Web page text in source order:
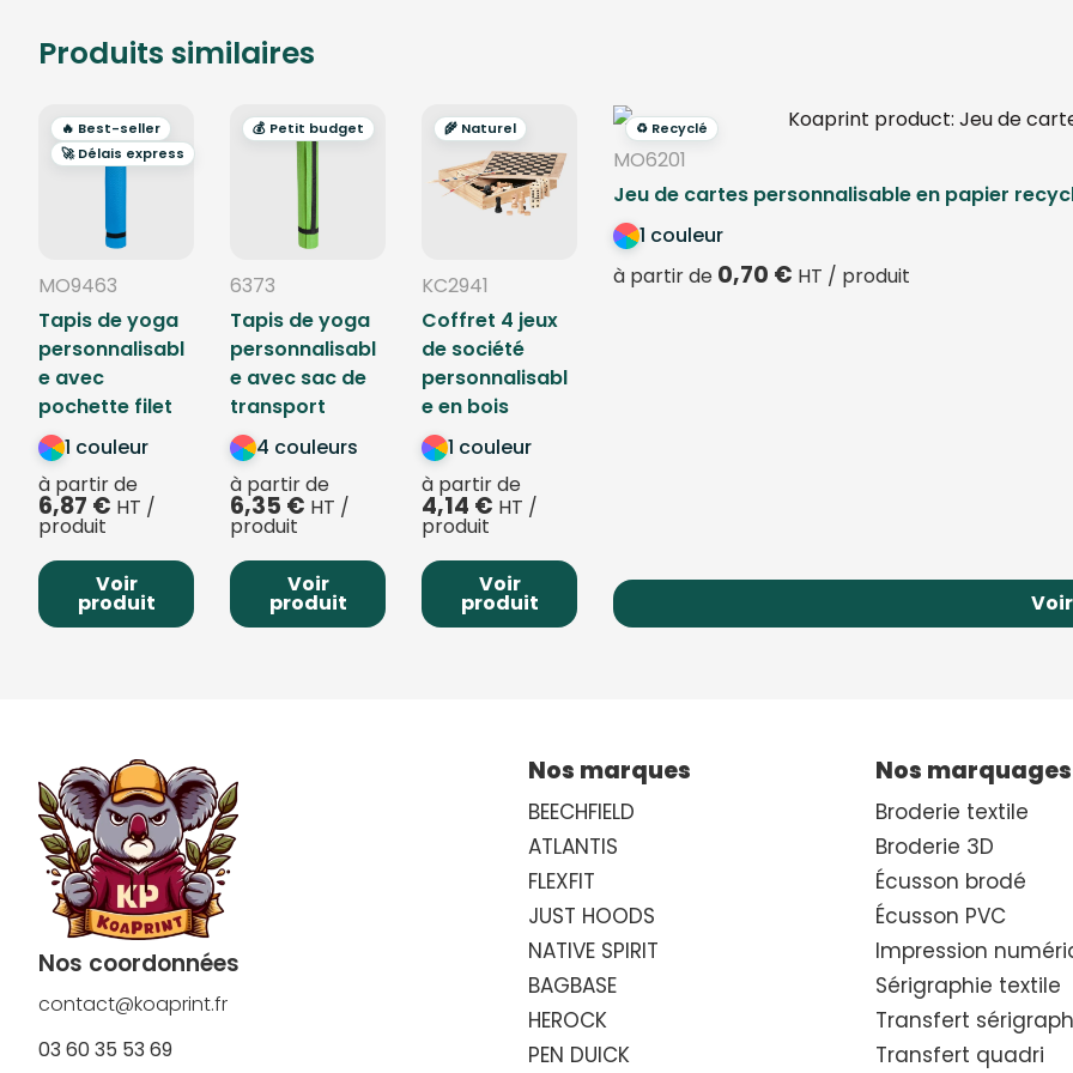
Produits similaires
🔥 Best-seller
🚀 Délais express
MO9463
Tapis de yoga
personnalisabl
e avec
pochette filet
1 couleur
à partir de
6,87 € HT /
produit
Voir
produit
💰 Petit budget
6373
Tapis de yoga
personnalisabl
e avec sac de
transport
4 couleurs
à partir de
6,35 € HT /
produit
Voir
produit
🌾 Naturel
KC2941
Coffret 4 jeux
de société
personnalisabl
e en bois
1 couleur
à partir de
4,14 € HT /
produit
Voir
produit
♻️ Recyclé
MO6201
Jeu de cartes personnalisable en papier
1 couleur
à partir de 0,70 € HT / produit
Nos coordonnées
contact@koaprint.fr
03 60 35 53 69
Nos marques
BEECHFIELD
ATLANTIS
FLEXFIT
JUST HOODS
NATIVE SPIRIT
BAGBASE
HEROCK
PEN DUICK
Nos marquages
Broderie textile
Broderie 3D
Écusson brodé
Écusson PVC
Impression
Sérigraphie textile
Transfert
Transfert quadri